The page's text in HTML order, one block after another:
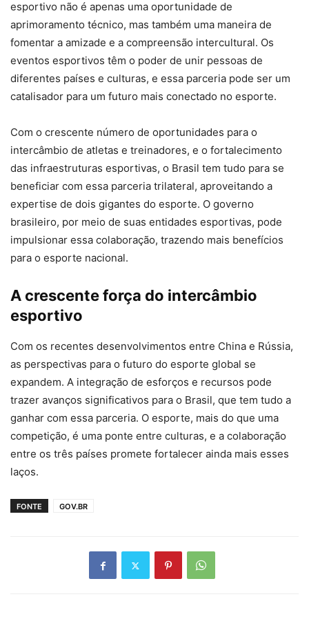
esportivo não é apenas uma oportunidade de
aprimoramento técnico, mas também uma maneira de
fomentar a amizade e a compreensão intercultural. Os
eventos esportivos têm o poder de unir pessoas de
diferentes países e culturas, e essa parceria pode ser um
catalisador para um futuro mais conectado no esporte.
Com o crescente número de oportunidades para o
intercâmbio de atletas e treinadores, e o fortalecimento
das infraestruturas esportivas, o Brasil tem tudo para se
beneficiar com essa parceria trilateral, aproveitando a
expertise de dois gigantes do esporte. O governo
brasileiro, por meio de suas entidades esportivas, pode
impulsionar essa colaboração, trazendo mais benefícios
para o esporte nacional.
A crescente força do intercâmbio
esportivo
Com os recentes desenvolvimentos entre China e Rússia,
as perspectivas para o futuro do esporte global se
expandem. A integração de esforços e recursos pode
trazer avanços significativos para o Brasil, que tem tudo a
ganhar com essa parceria. O esporte, mais do que uma
competição, é uma ponte entre culturas, e a colaboração
entre os três países promete fortalecer ainda mais esses
laços.
FONTE GOV.BR